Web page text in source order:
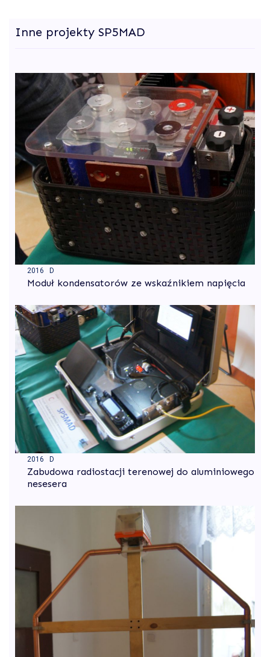
Inne projekty SP5MAD
2016 D
Moduł kondensatorów ze wskaźnikiem napięcia
2016 D
Zabudowa radiostacji terenowej do aluminiowego
nesesera